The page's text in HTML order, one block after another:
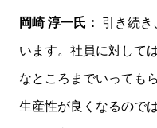
岡崎 淳一氏： 引き続き
います。社員に対して
なところまでいっても
生産性が良くなるので